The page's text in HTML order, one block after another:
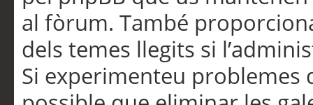
al fòrum. També
dels temes llegits si
Si experimenteu problemes